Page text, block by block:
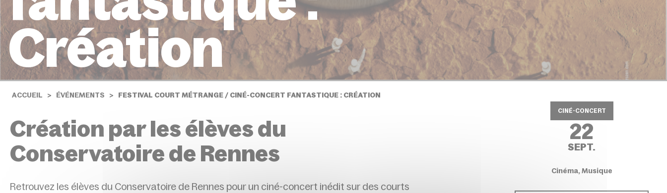
Création
ACCUEIL ÉVÉNEMENTS FESTIVAL COURT MÉTRANGE / CINÉ-CONCERT FANTASTIQUE : CRÉATION
Création par les élèves du
Conservatoire de Rennes
Retrouvez les élèves du Conservatoire de Rennes pour un ciné-concert inédit sur des courts
CINÉ-CONCERT
22
SEPT.
Cinéma, Musique